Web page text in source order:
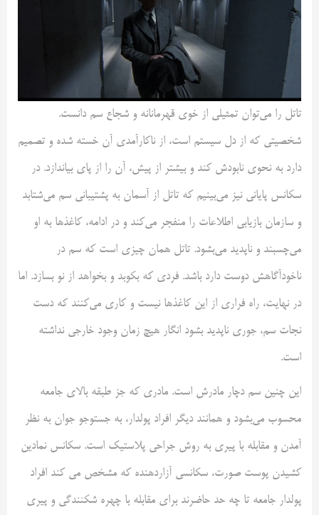
تاتل را می‌توان تمثیلی از خوی قهرمانانه و شجاع سم دانست.
شخصیتی که از دل سیستم است، از ناکارآمدی آن خسته شده و تصمیم
دارد به نحوی نابودش کند و بیشتر از پیش، آن را از پای بیاندازد. در
سکانس پایانی نیز می‌بینیم که تاتل از آسمان به پشتیبانی سم می‌شتابد
و سازمان بازیابی اطلاعات را منفجر می‌کند و در ادامه، کاغذها به او
می‌چسبند و ناپدید می‌بشود. تاتل همان چیزی است که سم در
ناخودآگاهش دوست دارد باشد. فردی که بکوبد و بخواهد از نو بسازد. اما
در نهایت، راه فراری از این کاغذها نیست و کاری می‌کنند که دست
نجات سم، جوری ناپدید بشود انگار هیچ زمان وجود خارجی نداشته
است.
این چنین سم دچار مادرش است. مادری که جز طبقه بالای جامعه
محسوب می‌بشود و همانند دیگر افراد پولدار، به جستوجو جوان به نظر
آمدن و مقابله با پیری به روش جراحی پلاستیک است. سکانس نمادین
کشیدن پوست صورت، سکانسی آزاردهنده که مشخص می کند افراد
پولدار جامعه تا چه حد حاضرند برای مقابله با چهره شکنندگی و پیری